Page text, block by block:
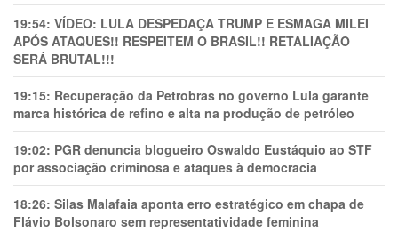
19:54: VÍDEO: LULA DESPEDAÇA TRUMP E ESMAGA MILEI
APÓS ATAQUES!! RESPEITEM O BRASIL!! RETALIAÇÃO
SERÁ BRUTAL!!!
19:15: Recuperação da Petrobras no governo Lula garante
marca histórica de refino e alta na produção de petróleo
19:02: PGR denuncia blogueiro Oswaldo Eustáquio ao STF
por associação criminosa e ataques à democracia
18:26: Silas Malafaia aponta erro estratégico em chapa de
Flávio Bolsonaro sem representatividade feminina